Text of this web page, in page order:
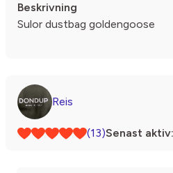
Beskrivning
Sulor dustbag goldengoose
Reis
(13)Senast aktiv: